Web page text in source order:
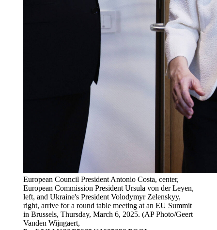
European Council President Antonio Costa, center,
European Commission President Ursula von der Leyen,
left, and Ukraine's President Volodymyr Zelenskyy,
right, arrive for a round table meeting at an EU Summit
in Brussels, Thursday, March 6, 2025. (AP Photo/Geert
Vanden Wijngaert,